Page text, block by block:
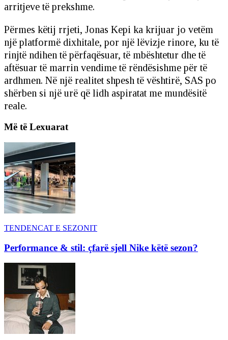
arritjeve të prekshme.
Përmes këtij rrjeti, Jonas Kepi ka krijuar jo vetëm
një platformë dixhitale, por një lëvizje rinore, ku të
rinjtë ndihen të përfaqësuar, të mbështetur dhe të
aftësuar të marrin vendime të rëndësishme për të
ardhmen. Në një realitet shpesh të vështirë, SAS po
shërben si një urë që lidh aspiratat me mundësitë
reale.
Më të Lexuarat
TENDENCAT E SEZONIT
Performance & stil: çfarë sjell Nike këtë sezon?